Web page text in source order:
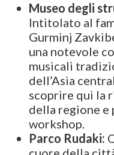
Museo degli
Intitolato al
Gurminj
una notevole
musicali
dell’Asia
scoprire qui la
della regione e
workshop.
Parco Rudaki: